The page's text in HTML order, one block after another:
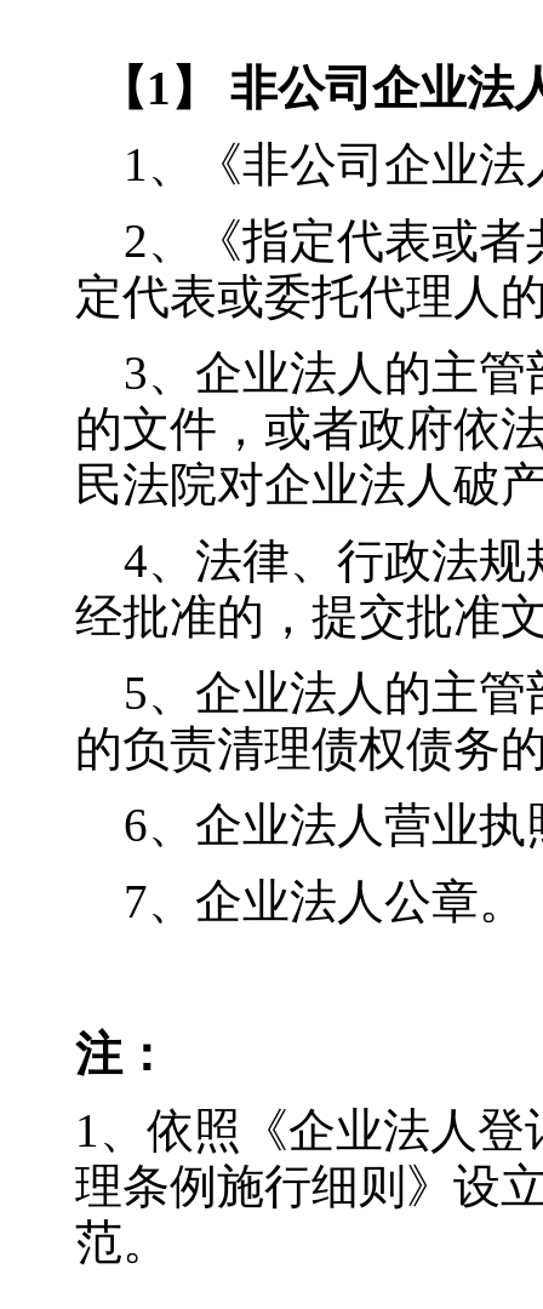
【1】 非公司企业法
1、《非公司企业
2、《指定代表或
定代表或委托代理人
3、企业法人的主
的文件，或者政府依
民法院对企业法人破
4、法律、行政法
经批准的，提交批准
5、企业法人的主
的负责清理债权债务
6、企业法人营业
7、企业法人公章。
注：
1、依照《企业法人
理条例施行细则》设
范。